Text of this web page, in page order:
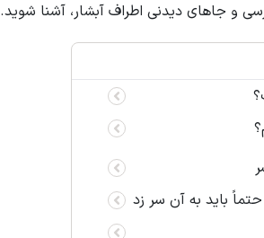
و جاهای دیدنی اطراف آبشار، آشنا شوید.
باید به آن سر زد